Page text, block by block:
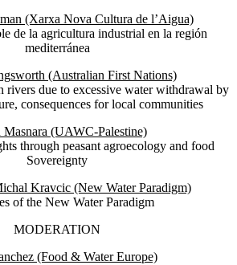
(Xarxa Nova Cultura de l’Aigua)
de la agricultura industrial en la región
mediterránea
(Australian First Nations)
rivers due to excessive water withdrawal by
consequences for local communities
Masnara (UAWC-Palestine)
through peasant agroecology and food
Sovereignty
Kravcic (New Water Paradigm)
of the New Water Paradigm
MODERATION
(Food & Water Europe)